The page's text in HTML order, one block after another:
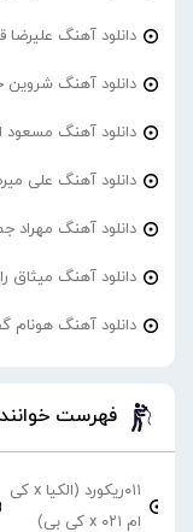
دانلود آهنگ علیرضا
دانلود آهنگ شروین
دانلود آهنگ
دانلود آهنگ علی
دانلود آهنگ
دانلود آهنگ میثاق
دانلود آهنگ هونام
فهرست
۰۱۱ریکورد (الکیا x کی
ام ۰۲۱ x کی بی)